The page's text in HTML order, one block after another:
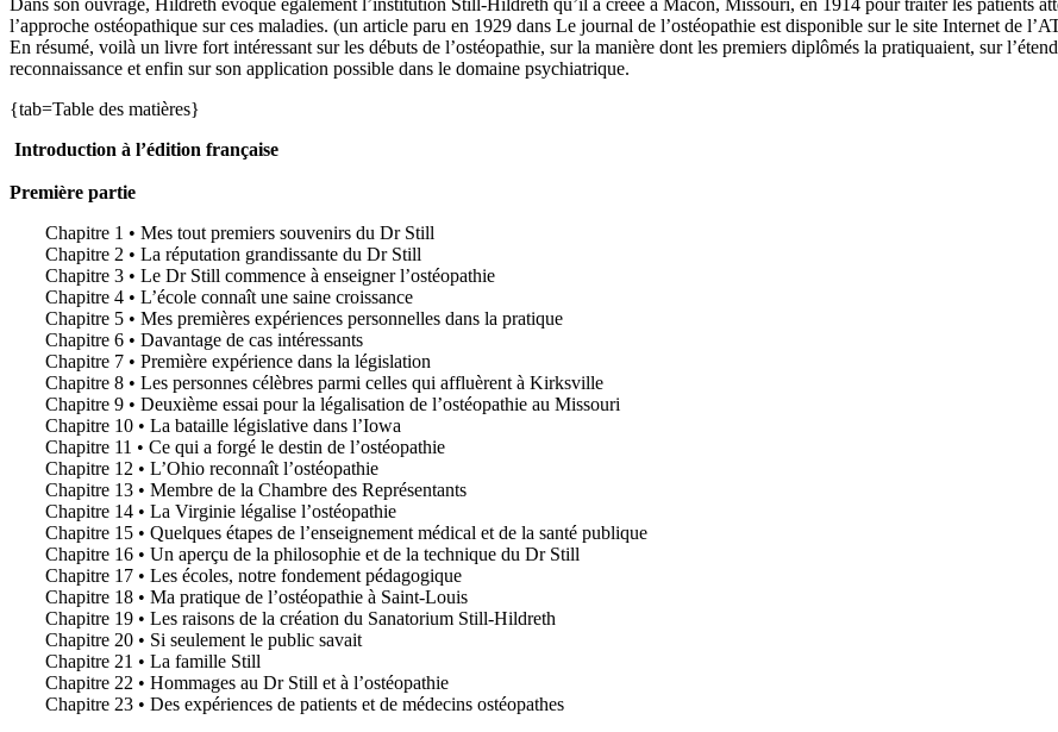
Dans son ouvrage, Hildreth évoque également l’institution Still-Hildreth qu’il a créée à Macon, Missouri, en 1914 pour traiter les patients
l’approche ostéopathique sur ces maladies. (un article paru en 1929 dans Le journal de l’ostéopathie est disponible sur le site Internet de
En résumé, voilà un livre fort intéressant sur les débuts de l’ostéopathie, sur la manière dont les premiers diplômés la pratiquaient, sur
reconnaissance et enfin sur son application possible dans le domaine psychiatrique.
{tab=Table des matières}
Introduction à l’édition française
Première partie
Chapitre 1 • Mes tout premiers souvenirs du Dr Still
Chapitre 2 • La réputation grandissante du Dr Still
Chapitre 3 • Le Dr Still commence à enseigner l’ostéopathie
Chapitre 4 • L’école connaît une saine croissance
Chapitre 5 • Mes premières expériences personnelles dans la pratique
Chapitre 6 • Davantage de cas intéressants
Chapitre 7 • Première expérience dans la législation
Chapitre 8 • Les personnes célèbres parmi celles qui affluèrent à Kirksville
Chapitre 9 • Deuxième essai pour la légalisation de l’ostéopathie au Missouri
Chapitre 10 • La bataille législative dans l’Iowa
Chapitre 11 • Ce qui a forgé le destin de l’ostéopathie
Chapitre 12 • L’Ohio reconnaît l’ostéopathie
Chapitre 13 • Membre de la Chambre des Représentants
Chapitre 14 • La Virginie légalise l’ostéopathie
Chapitre 15 • Quelques étapes de l’enseignement médical et de la santé publique
Chapitre 16 • Un aperçu de la philosophie et de la technique du Dr Still
Chapitre 17 • Les écoles, notre fondement pédagogique
Chapitre 18 • Ma pratique de l’ostéopathie à Saint-Louis
Chapitre 19 • Les raisons de la création du Sanatorium Still-Hildreth
Chapitre 20 • Si seulement le public savait
Chapitre 21 • La famille Still
Chapitre 22 • Hommages au Dr Still et à l’ostéopathie
Chapitre 23 • Des expériences de patients et de médecins ostéopathes